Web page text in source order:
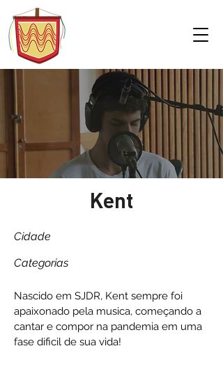
Kent
Cidade
Categorias
Nascido em SJDR, Kent sempre foi
apaixonado pela musica, começando a
cantar e compor na pandemia em uma
fase dificil de sua vida!